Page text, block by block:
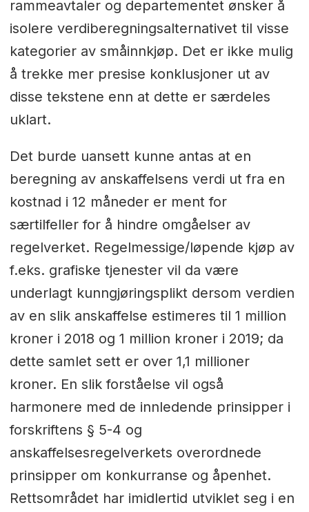
rammeavtaler og departementet ønsker å
isolere verdiberegningsalternativet til visse
kategorier av småinnkjøp. Det er ikke mulig
å trekke mer presise konklusjoner ut av
disse tekstene enn at dette er særdeles
uklart.
Det burde uansett kunne antas at en
beregning av anskaffelsens verdi ut fra en
kostnad i 12 måneder er ment for
særtilfeller for å hindre omgåelser av
regelverket. Regelmessige/løpende kjøp av
f.eks. grafiske tjenester vil da være
underlagt kunngjøringsplikt dersom verdien
av en slik anskaffelse estimeres til 1 million
kroner i 2018 og 1 million kroner i 2019; da
dette samlet sett er over 1,1 millioner
kroner. En slik forståelse vil også
harmonere med de innledende prinsipper i
forskriftens § 5-4 og
anskaffelsesregelverkets overordnede
prinsipper om konkurranse og åpenhet.
Rettsområdet har imidlertid utviklet seg i en